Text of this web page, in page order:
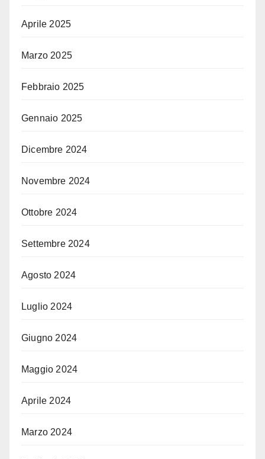
Aprile 2025
Marzo 2025
Febbraio 2025
Gennaio 2025
Dicembre 2024
Novembre 2024
Ottobre 2024
Settembre 2024
Agosto 2024
Luglio 2024
Giugno 2024
Maggio 2024
Aprile 2024
Marzo 2024